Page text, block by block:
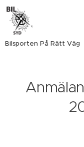
Bilsporten På Rätt Väg